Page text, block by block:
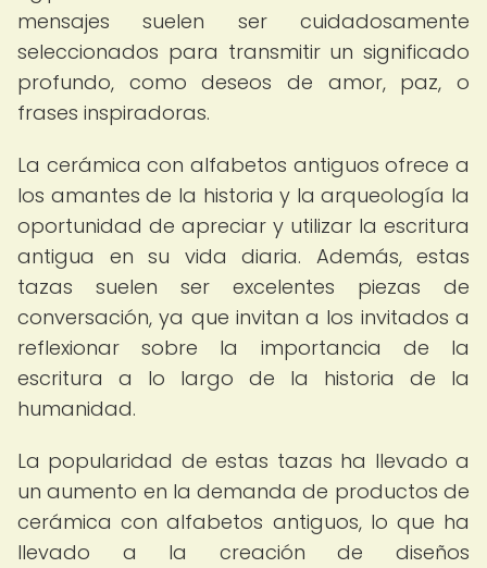
mensajes suelen ser cuidadosamente
seleccionados para transmitir un significado
profundo, como deseos de amor, paz, o
frases inspiradoras.
La cerámica con alfabetos antiguos ofrece a
los amantes de la historia y la arqueología la
oportunidad de apreciar y utilizar la escritura
antigua en su vida diaria. Además, estas
tazas suelen ser excelentes piezas de
conversación, ya que invitan a los invitados a
reflexionar sobre la importancia de la
escritura a lo largo de la historia de la
humanidad.
La popularidad de estas tazas ha llevado a
un aumento en la demanda de productos de
cerámica con alfabetos antiguos, lo que ha
llevado a la creación de diseños